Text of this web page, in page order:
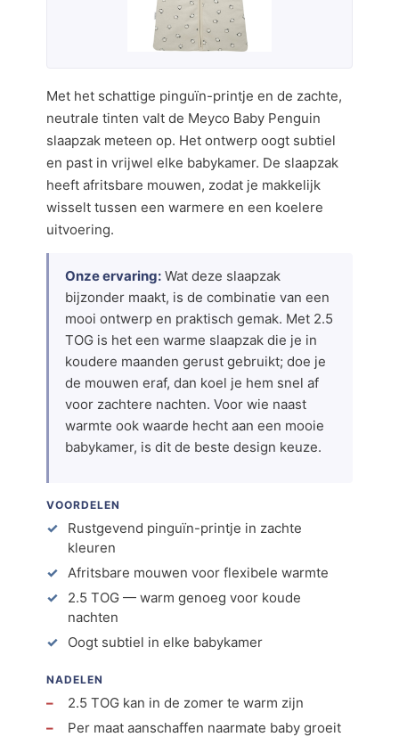
Met het schattige pinguïn-printje en de zachte,
neutrale tinten valt de Meyco Baby Penguin
slaapzak meteen op. Het ontwerp oogt subtiel
en past in vrijwel elke babykamer. De slaapzak
heeft afritsbare mouwen, zodat je makkelijk
wisselt tussen een warmere en een koelere
uitvoering.
Onze ervaring: Wat deze slaapzak
bijzonder maakt, is de combinatie van een
mooi ontwerp en praktisch gemak. Met 2.5
TOG is het een warme slaapzak die je in
koudere maanden gerust gebruikt; doe je
de mouwen eraf, dan koel je hem snel af
voor zachtere nachten. Voor wie naast
warmte ook waarde hecht aan een mooie
babykamer, is dit de beste design keuze.
VOORDELEN
Rustgevend pinguïn-printje in zachte
kleuren
Afritsbare mouwen voor flexibele warmte
2.5 TOG — warm genoeg voor koude
nachten
Oogt subtiel in elke babykamer
NADELEN
2.5 TOG kan in de zomer te warm zijn
Per maat aanschaffen naarmate baby groeit